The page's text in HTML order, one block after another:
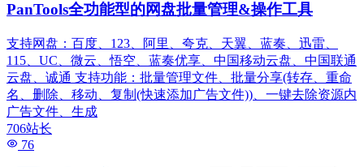
PanTools全功能型的网盘批量管理&操作工具
支持网盘：百度、123、阿里、夸克、天翼、蓝奏、迅雷、
115、UC、微云、悟空、蓝奏优享、中国移动云盘、中国联通
云盘、诚通 支持功能：批量管理文件、批量分享(转存、重命
名、删除、移动、复制(快速添加广告文件))、一键去除资源内
广告文件、生成
706站长
76